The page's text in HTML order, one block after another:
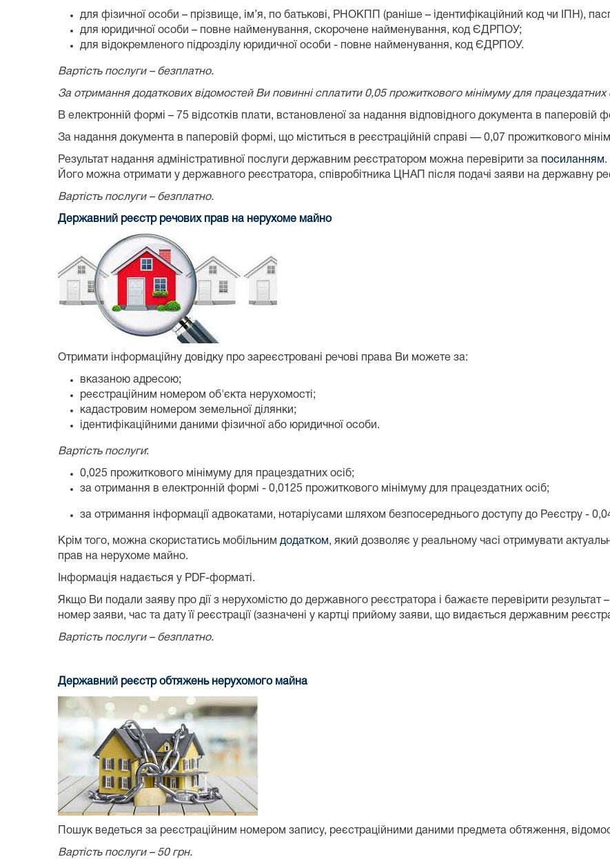
для фізичної особи – прізвище, ім’я, по батькові, РНОКПП (раніше – ідентифікаційний код чи ІПН),
для юридичної особи – повне найменування, скорочене найменування, код ЄДРПОУ;
для відокремленого підрозділу юридичної особи - повне найменування, код ЄДРПОУ.
Вартість послуги – безплатно.
За отримання додаткових відомостей Ви повинні сплатити 0,05 прожиткового мінімуму для працездатних
В електронній формі – 75 відсотків плати, встановленої за надання відповідного документа в паперовій
За надання документа в паперовій формі, що міститься в реєстраційній справі — 0,07 прожиткового
Результат надання адміністративної послуги державним реєстратором можна перевірити за посиланням.
Його можна отримати у державного реєстратора, співробітника ЦНАП після подачі заяви на державну
Вартість послуги – безплатно.
Державний реєстр речових прав на нерухоме майно
Отримати інформаційну довідку про зареєстровані речові права Ви можете за:
вказаною адресою;
реєстраційним номером об'єкта нерухомості;
кадастровим номером земельної ділянки;
ідентифікаційними даними фізичної або юридичної особи.
Вартість послуги:
0,025 прожиткового мінімуму для працездатних осіб;
за отримання в електронній формі - 0,0125 прожиткового мінімуму для працездатних осіб;
за отримання інформації адвокатами, нотаріусами шляхом безпосереднього доступу до Реєстру -
Крім того, можна скористатись мобільним додатком, який дозволяє у реальному часі отримувати
прав на нерухоме майно.
Інформація надається у PDF-форматі.
Якщо Ви подали заяву про дії з нерухомістю до державного реєстратора і бажаєте перевірити результат –
номер заяви, час та дату її реєстрації (зазначені у картці прийому заяви, що видається державним
Вартість послуги – безплатно.
Державний реєстр обтяжень нерухомого майна
Пошук ведеться за реєстраційним номером запису, реєстраційними даними предмета обтяження,
Вартість послуги – 50 грн.